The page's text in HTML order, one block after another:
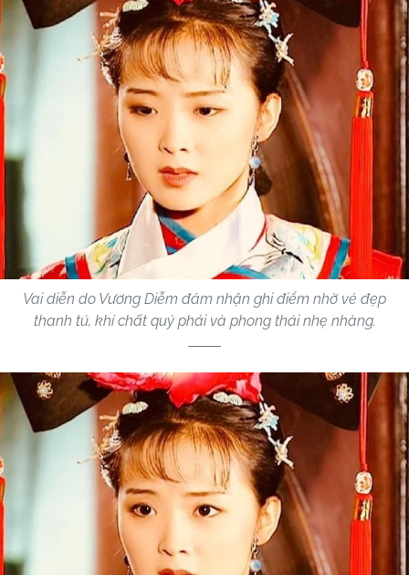
Vai diễn do Vương Diễm đảm nhận ghi điểm nhờ vẻ đẹp
thanh tú, khí chất quý phái và phong thái nhẹ nhàng.